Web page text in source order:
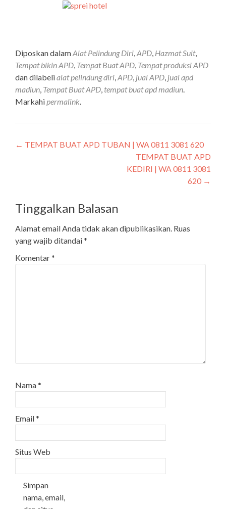
Diposkan dalamAlat Pelindung Diri,APD, Hazmat Suit,
Tempat bikin APD, Tempat Buat APD, Tempat produksi APD
dan dilabelialat pelindung diri,APD, jual APD, jual apd
madiun, Tempat Buat APD, tempat buat apd madiun.
Markahipermalink.
← TEMPAT BUAT APD TUBAN | WA 0811 3081 620
TEMPAT BUAT APD
KEDIRI | WA 0811 3081
620 →
Tinggalkan Balasan
Alamat email Anda tidak akan dipublikasikan. Ruas
yang wajib ditandai*
Komentar*
Nama*
Email*
Situs Web
Simpan
nama, email,